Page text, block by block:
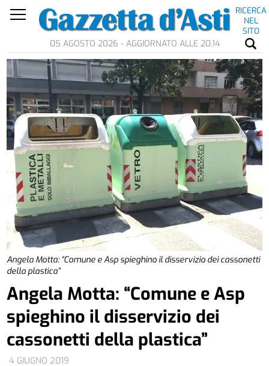
RICERCA
NEL
SITO
05 AGOSTO 2026 - AGGIORNATO ALLE 20.14
Angela Motta: “Comune e Asp spieghino il disservizio dei cassonetti
della plastica”
4 GIUGNO 2019
Angela Motta: “Comune e Asp
spieghino il disservizio dei
cassonetti della plastica”